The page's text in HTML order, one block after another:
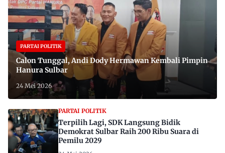
PARTAI POLITIK
Calon Tunggal, Andi Dody Hermawan Kembali Pimpin
Hanura Sulbar
24 Mei 2026
PARTAI POLITIK
Terpilih Lagi, SDK Langsung Bidik
Demokrat Sulbar Raih 200 Ribu Suara di
Pemilu 2029